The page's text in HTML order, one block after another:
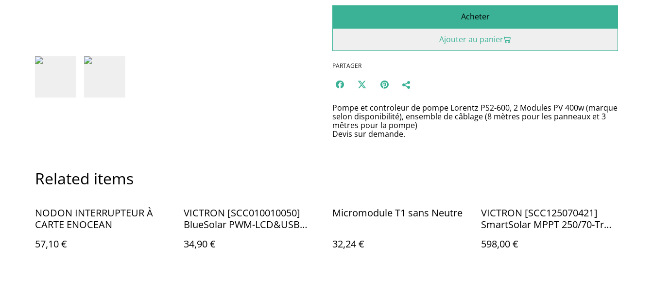
Acheter
Ajouter au panier
PARTAGER
Pompe et controleur de pompe Lorentz PS2-600, 2 Modules PV 400w (marque
selon disponibilité), ensemble de câblage (8 mètres pour les panneaux et 3
mêtres pour la pompe)
Devis sur demande.
Related items
NODON INTERRUPTEUR À
CARTE ENOCEAN
57,10 €
VICTRON [SCC010010050]
BlueSolar PWM-LCD&USB
34,90 €
Micromodule T1 sans Neutre
32,24 €
VICTRON [SCC125070421]
SmartSolar MPPT 250/70-Tr
598,00 €